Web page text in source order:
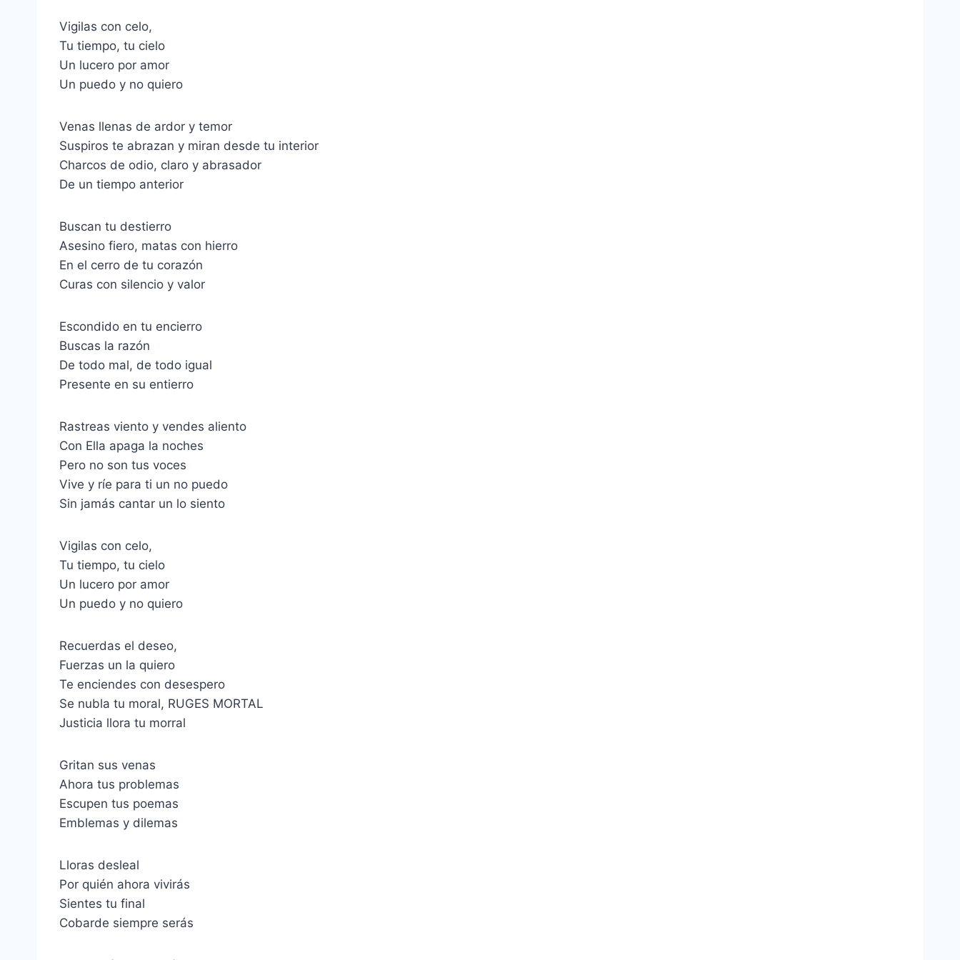
Vigilas con celo,
Tu tiempo, tu cielo
Un lucero por amor
Un puedo y no quiero
Venas llenas de ardor y temor
Suspiros te abrazan y miran desde tu interior
Charcos de odio, claro y abrasador
De un tiempo anterior
Buscan tu destierro
Asesino fiero, matas con hierro
En el cerro de tu corazón
Curas con silencio y valor
Escondido en tu encierro
Buscas la razón
De todo mal, de todo igual
Presente en su entierro
Rastreas viento y vendes aliento
Con Ella apaga la noches
Pero no son tus voces
Vive y ríe para ti un no puedo
Sin jamás cantar un lo siento
Vigilas con celo,
Tu tiempo, tu cielo
Un lucero por amor
Un puedo y no quiero
Recuerdas el deseo,
Fuerzas un la quiero
Te enciendes con desespero
Se nubla tu moral, RUGES MORTAL
Justicia llora tu morral
Gritan sus venas
Ahora tus problemas
Escupen tus poemas
Emblemas y dilemas
Lloras desleal
Por quién ahora vivirás
Sientes tu final
Cobarde siempre serás